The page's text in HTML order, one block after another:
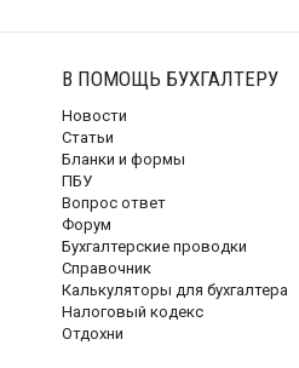
В ПОМОЩЬ БУХГАЛТЕРУ
Новости
Статьи
Бланки и формы
ПБУ
Вопрос ответ
Форум
Бухгалтерские проводки
Справочник
Калькуляторы для бухгалтера
Налоговый кодекс
Отдохни